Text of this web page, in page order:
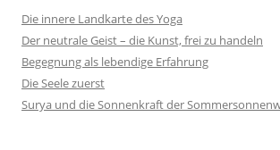
Die innere Landkarte des Yoga
Der neutrale Geist – die Kunst, frei zu handeln
Begegnung als lebendige Erfahrung
Die Seele zuerst
Surya und die Sonnenkraft der